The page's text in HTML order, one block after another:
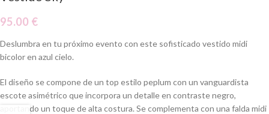
95.00 €
Deslumbra en tu próximo evento con este sofisticado vestido midi
bicolor en azul cielo.
El diseño se compone de un top estilo peplum con un vanguardista
escote asimétrico que incorpora un detalle en contraste negro,
aportando un toque de alta costura. Se complementa con una falda midi